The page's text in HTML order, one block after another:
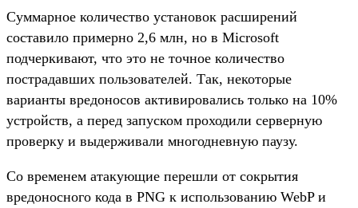
Суммарное количество установок расширений
составило примерно 2,6 млн, но в Microsoft
подчеркивают, что это не точное количество
пострадавших пользователей. Так, некоторые
варианты вредоносов активировались только на 10%
устройств, а перед запуском проходили серверную
проверку и выдерживали многодневную паузу.
Со временем атакующие перешли от сокрытия
вредоносного кода в PNG к использованию WebP и